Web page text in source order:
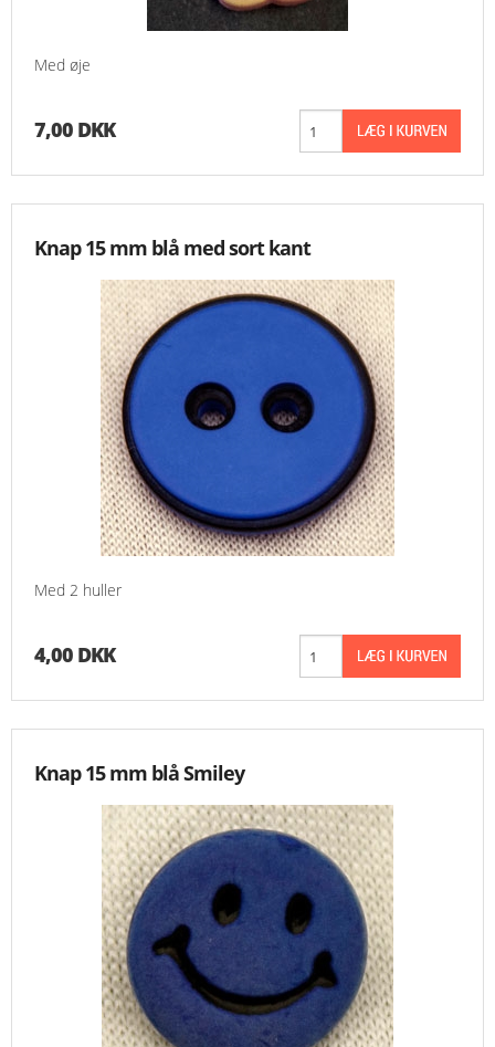
Med øje
7,00 DKK
Knap 15 mm blå med sort kant
Med 2 huller
4,00 DKK
Knap 15 mm blå Smiley